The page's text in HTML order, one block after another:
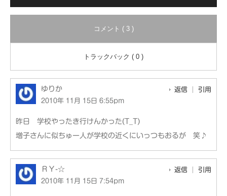
コメント ( 3 )
トラックバック ( 0 )
ゆりか
2010年 11月 15日 6:55pm
返信 引用
昨日 学校やったき行けんかった(T_T)
増子さんに似ちゅー人が学校の近くにいっつもおるが 笑♪
ＲＹ-☆
2010年 11月 15日 7:54pm
返信 引用